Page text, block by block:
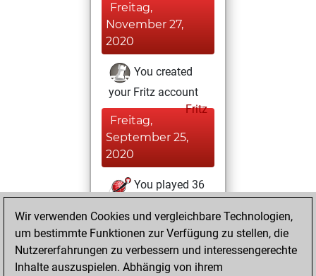
Freitag,
November 27,
2020
You created
your Fritz account
Fritz
Freitag,
September 25,
2020
You played 36
You scored +21
=1 -14 in blitz
Dienstag,
Wir verwenden Cookies und vergleichbare Technologien,
um bestimmte Funktionen zur Verfügung zu stellen, die
Nutzererfahrungen zu verbessern und interessengerechte
Inhalte auszuspielen. Abhängig von ihrem